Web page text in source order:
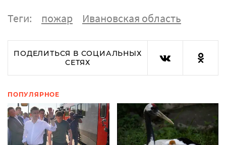
Теги: пожар Ивановская область
ПОДЕЛИТЬСЯ В СОЦИАЛЬНЫХ
СЕТЯХ
ПОПУЛЯРНОЕ